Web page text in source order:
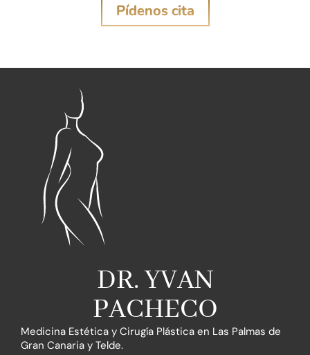
Pídenos cita
DR. YVAN
PACHECO
Medicina Estética y Cirugía Plástica en Las Palmas de
Gran Canaria y Telde.